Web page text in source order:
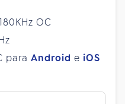
OC
para Android e iOS